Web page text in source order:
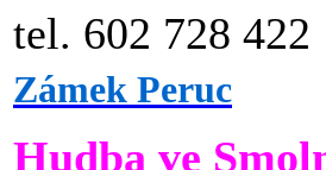
tel. 602 728 422
Zámek Peruc
Hudba ve